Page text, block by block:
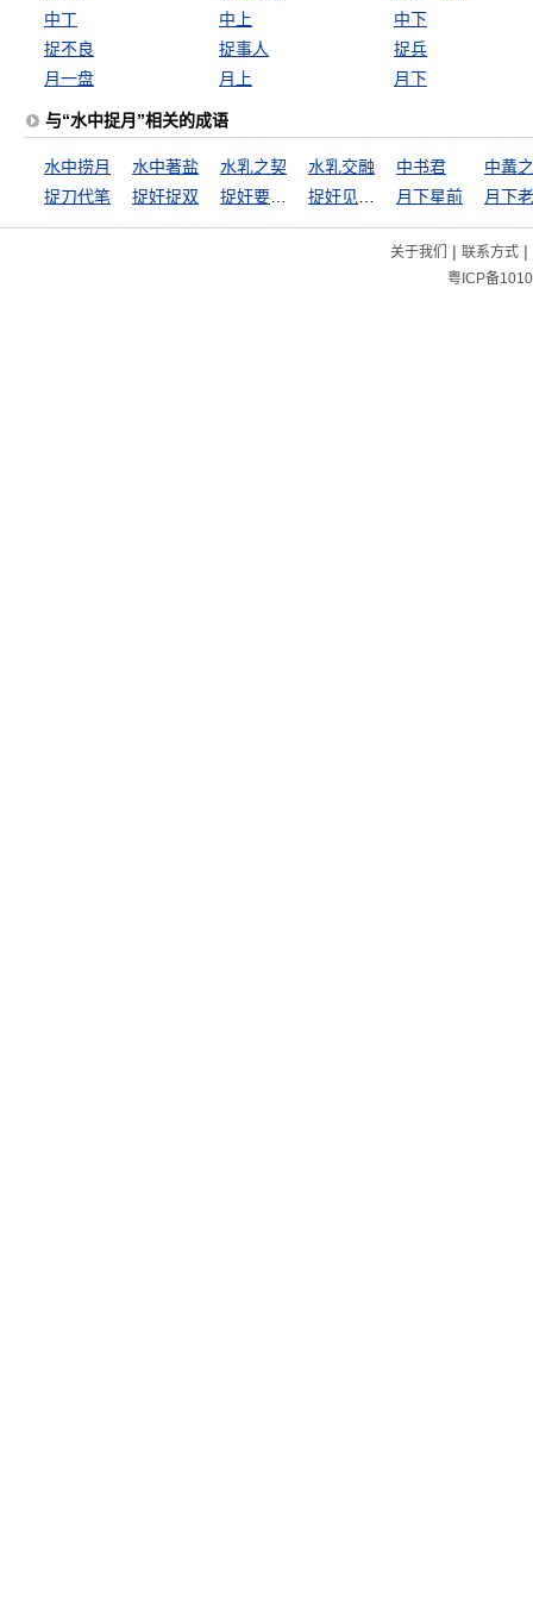
中丁
中上
中下
捉不良
捉事人
捉兵
月一盘
月上 月下
与“水中捉月”相关的成语
水中捞月 水中著盐 水乳之契 水乳交融 中书君
中冓
捉刀代笔
捉奸捉双 月下星前 月下老
关于我们 | 联系方式|
粤ICP备